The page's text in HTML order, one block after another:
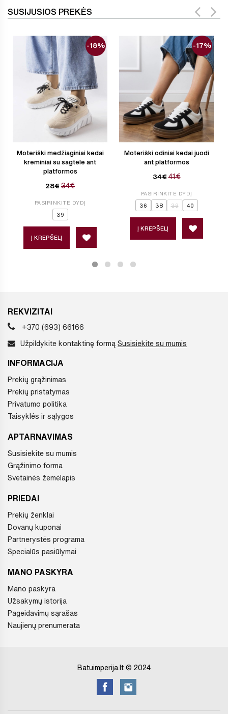
SUSIJUSIOS PREKĖS
Moteriški medžiaginiai kedai
kreminiai su sagtele ant
platformos
28€ 34€
-18%
PASIRINKITE DYDĮ
39
Į KREPŠELĮ
Moteriški odiniai kedai juodi
ant platformos
34€ 41€
-17%
PASIRINKITE DYDĮ
36 38 39 40
Į KREPŠELĮ
REKVIZITAI
+370 (693) 66166
Užpildykite kontaktinę formą Susisiekite su mumis
INFORMACIJA
Prekių grąžinimas
Prekių pristatymas
Privatumo politika
Taisyklės ir sąlygos
APTARNAVIMAS
Susisiekite su mumis
Grąžinimo forma
Svetainės žemėlapis
PRIEDAI
Prekių ženklai
Dovanų kuponai
Partnerystės programa
Specialūs pasiūlymai
MANO PASKYRA
Mano paskyra
Užsakymų istorija
Pageidavimų sąrašas
Naujienų prenumerata
Batuimperija.lt © 2024